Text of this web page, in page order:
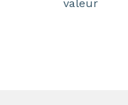
valeur